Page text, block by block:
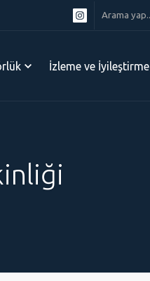
İzleme ve İyileştirme